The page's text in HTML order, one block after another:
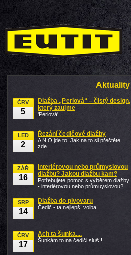
Aktuality
ČRV
5
Dlažba „Perlová“ – čistý design,
který zaujme
'Perlová'
LED
2
Řezání čedičové dlažby
A N O jde to! Jak na to si přečtěte
zde.
ZÁŘ
16
Interiérovou nebo průmyslovou
dlažbu? Jakou dlažbu kam?
Potřebujete pomoc s výběrem dlažby
- interiérovou nebo průmuyslovou?
SRP
14
Dlažba do pivovaru
Čedič - ta nejlepší volba!
ČRV
17
Ach ta šunka....
Šunkám to na čediči sluší!